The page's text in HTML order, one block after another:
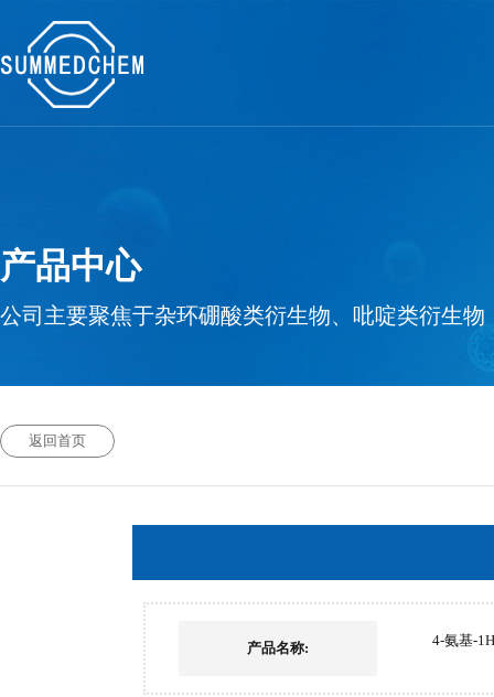
产品中心
公司主要聚焦于杂环硼酸类衍生物、吡啶类衍生
返回首页
产品名称: 4-氨基-